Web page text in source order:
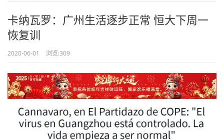
卡纳瓦罗：广州生活逐步正常 恒大下周一
恢复训
2020-06-01 浏览:309